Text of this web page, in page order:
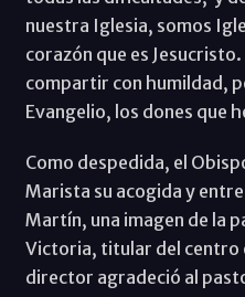
nuestra Iglesia, somos
corazón que es
compartir con humildad,
Evangelio, los dones que
Como despedida, el
Marista su acogida y
Martín, una imagen de la
Victoria, titular del centro
director agradeció al